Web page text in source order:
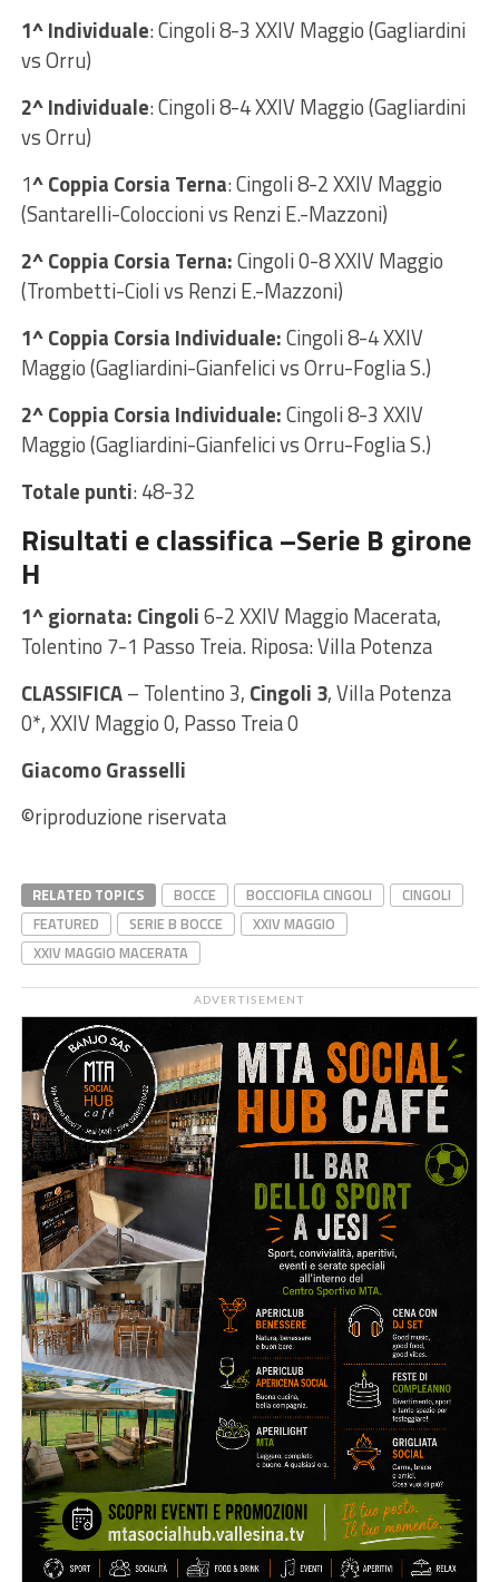
1^ Individuale: Cingoli 8-3 XXIV Maggio (Gagliardini
vs Orru)
2^ Individuale: Cingoli 8-4 XXIV Maggio (Gagliardini
vs Orru)
1^ Coppia Corsia Terna: Cingoli 8-2 XXIV Maggio
(Santarelli-Coloccioni vs Renzi E.-Mazzoni)
2^ Coppia Corsia Terna:Cingoli 0-8 XXIV Maggio
(Trombetti-Cioli vs Renzi E.-Mazzoni)
1^ Coppia Corsia Individuale:Cingoli 8-4 XXIV
Maggio (Gagliardini-Gianfelici vs Orru-Foglia S.)
2^ Coppia Corsia Individuale:Cingoli 8-3 XXIV
Maggio (Gagliardini-Gianfelici vs Orru-Foglia S.)
Totale punti: 48-32
Risultati e classifica –Serie B girone
H
1^ giornata: Cingoli6-2 XXIV Maggio Macerata,
Tolentino 7-1 Passo Treia. Riposa: Villa Potenza
CLASSIFICA– Tolentino 3, Cingoli 3, Villa Potenza
0*, XXIV Maggio 0, Passo Treia 0
Giacomo Grasselli
©riproduzione riservata
RELATED TOPICS BOCCE BOCCIOFILA CINGOLI
CINGOLI
FEATURED
SERIE B BOCCE
XXIV MAGGIO
XXIV MAGGIO MACERATA
ADVERTISEMENT